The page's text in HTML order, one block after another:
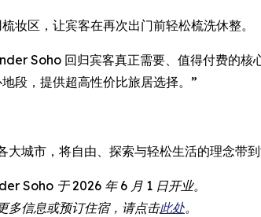
妆区，让宾客在再次出门前轻松梳洗休整。
Soho 回归宾客真正需要、值得付费的核
段，提供超高性价比旅居选择。”
城市，将自由、探索与轻松生活的理念带到
Soho 于 2026 年 6 月 1 日开业。
多信息或预订住宿，请点击此处。